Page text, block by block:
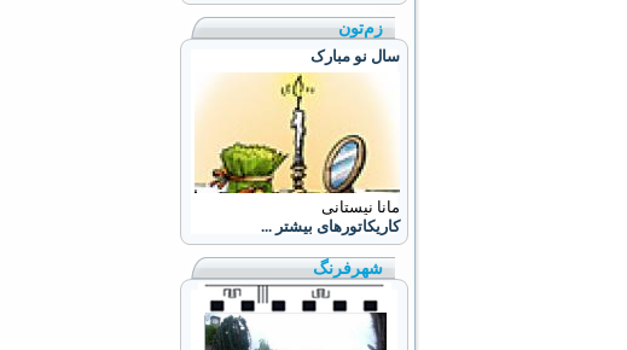
زم‌تون
سال نو مبارک
مانا نیستانی
کاریکاتورهای بیشتر ...
شهرفرنگ